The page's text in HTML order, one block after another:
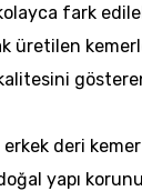
fark
üretilen
erkek deri kemer
yapı